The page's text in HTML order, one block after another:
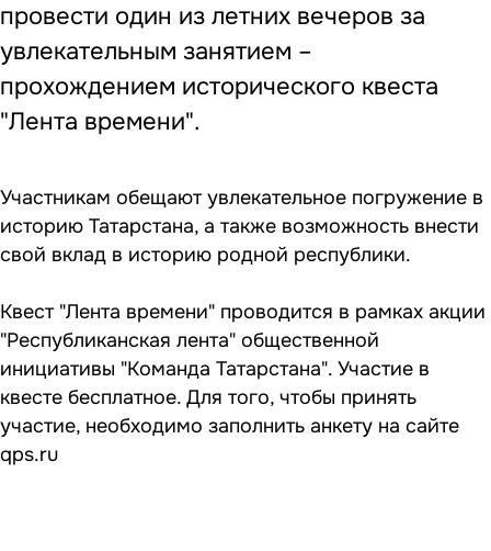
провести один из летних вечеров за
увлекательным занятием –
прохождением исторического квеста
"Лента времени".
Участникам обещают увлекательное погружение в
историю Татарстана, а также возможность внести
свой вклад в историю родной республики.
Квест "Лента времени" проводится в рамках акции
"Республиканская лента" общественной
инициативы "Команда Татарстана". Участие в
квесте бесплатное. Для того, чтобы принять
участие, необходимо заполнить анкету на сайте
qps.ru